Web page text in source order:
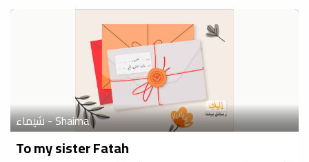
شيماء - Shaima
To my sister Fatah